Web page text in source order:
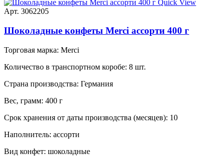
Quick View
Арт. 3062205
Шоколадные конфеты Merci ассорти 400 г
Торговая марка: Merci
Количество в транспортном коробе: 8 шт.
Страна производства: Германия
Вес, грамм: 400 г
Срок хранения от даты производства (месяцев): 10
Наполнитель: ассорти
Вид конфет: шоколадные